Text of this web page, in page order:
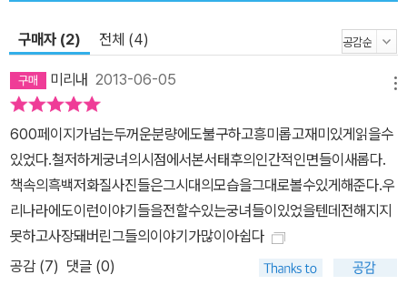
할 나위가 없다. 이 이야기는 온전히 서태후 만년의 생활을 중심으로
리던 궁중생활이 반영되어 있다. 또한 서태후의 일상이라든지 연회와
유람, 먹고 마시고 자는 등의 소소한 이야기들까지 모두 상세하게 서
술되어 있다. 이런 생활 속에서 궁중의 체제를 대략적으로 엿볼 수 있
으며 한편으로는 봉건사회 통치계급이 정한 삼엄하고 잔혹한 제도를
깨달을 수 있을 것이다. 한 사람의 위엄이 하늘 아래 만백성 위에 자리
하고, 한 사람의 사욕이 나라와 민족이 망하게 되는 지경까지 이르렀
던 것을 말이다. “떨어지는 나뭇잎으로 가을이 왔음을 안다”, 누구나
아는 이 말처럼 서태후가 추구했던 바를 보고 그녀의 속마음이 무엇
구매자 (2) 전체 (4)
미리내 2013-06-05
600페이지가넘는두꺼운분량에도불구하고흥미롭고재미있게읽을수
있었다.철저하게궁녀의시점에서본서태후의인간적인면들이새롭다.
책속의흑백저화질사진들은그시대의모습을그대로볼수있게해준다.우
리나라에도이런이야기들을전할수있는궁녀들이있었을텐데전해지지
못하고사장돼버린그들의이야기가많이아쉽다
공감 (7) 댓글 (0)